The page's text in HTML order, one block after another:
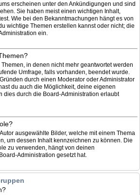
erscheinen unter den Ankündigungen und sind
Sie haben meist einen wichtigen Inhalt,
Wie bei den Bekanntmachungen hängt es von
wichtige Themen erstellen kannst oder nicht; die
ein.
in denen nicht mehr geantwortet werden
Umfrage, falls vorhanden, beendet wurde.
durch einen Moderator oder Administrator
du auch die Möglichkeit, deine eigenen
dies durch die Board-Administration erlaubt
ausgewählte Bilder, welche mit einem Thema
um dessen Inhalt kennzeichnen zu können. Die
zu verwenden, hängt von deinen
Administration gesetzt hat.